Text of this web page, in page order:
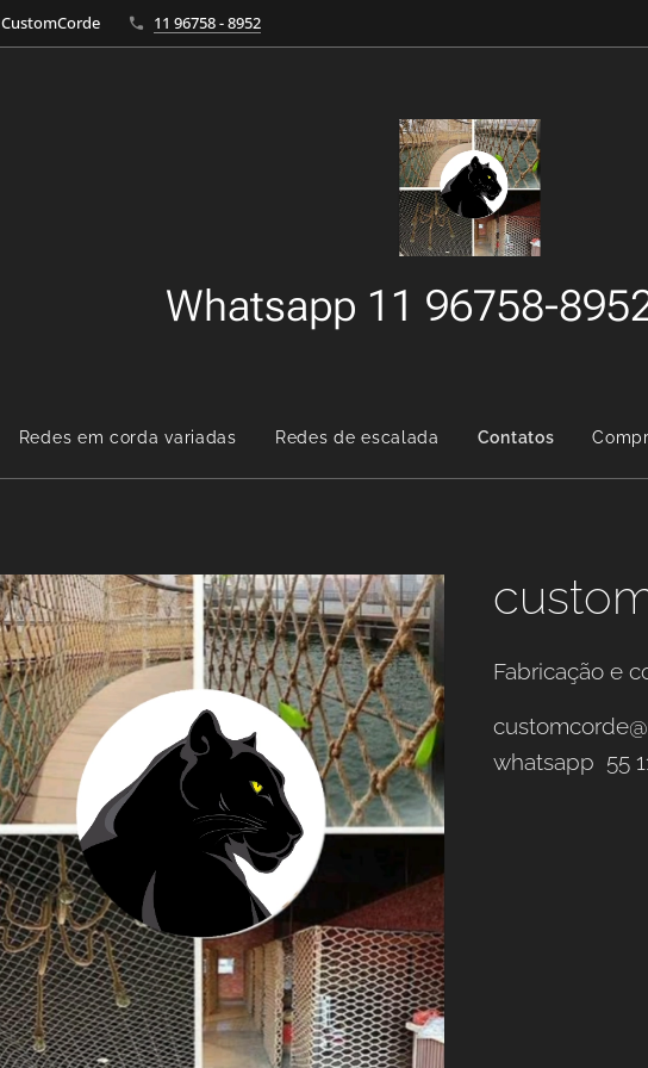
CustomCorde 11 96758 - 8952
Whatsapp 11 96758-
Redes em corda variadas Redes de escalada Contatos
Fabricação e
whatsapp 55